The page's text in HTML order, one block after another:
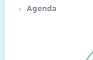
Agenda